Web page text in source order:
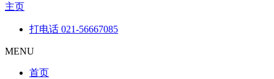
主页
打电话 021-56667085
MENU
首页